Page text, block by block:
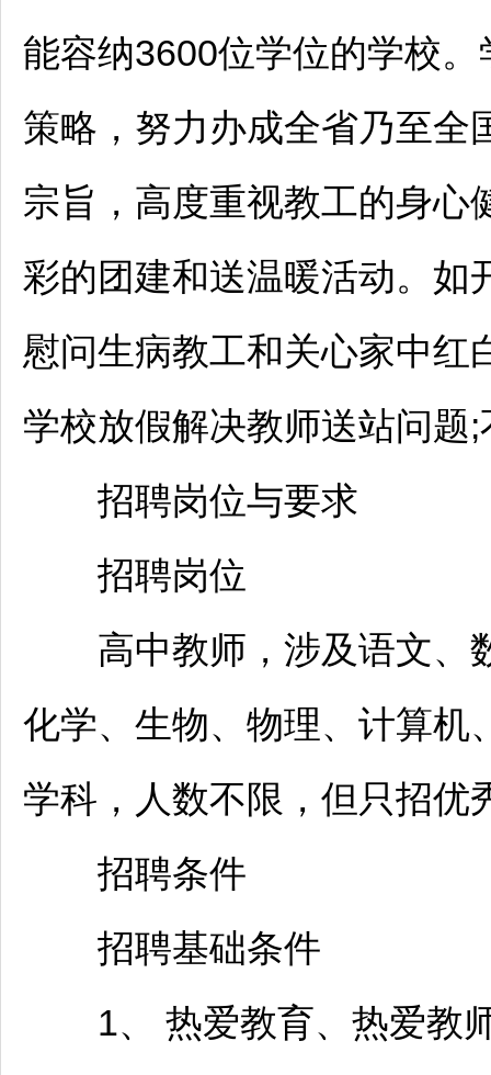
能容纳3600位学位的学校
策略，努力办成全省乃至全
宗旨，高度重视教工的身心
彩的团建和送温暖活动。如
慰问生病教工和关心家中红
学校放假解决教师送站问题
招聘岗位与要求
招聘岗位
高中教师 ，涉及语文
化学、生物、物理、计算机
学科，人数不限，但只招优
招聘条件
招聘基础条件
1、 热爱教育、热爱教